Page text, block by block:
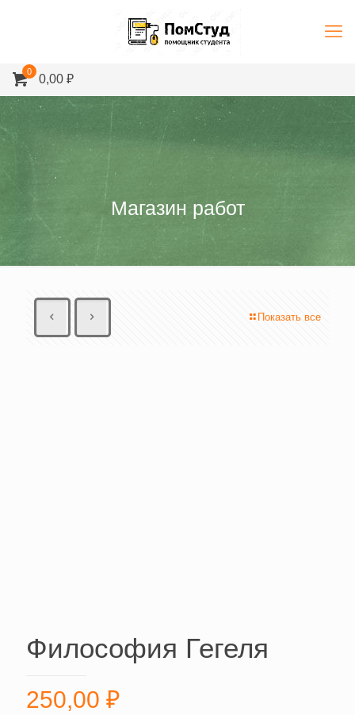
0
0,00 ₽
Магазин работ
Показать все
Философия Гегеля
250,00 ₽